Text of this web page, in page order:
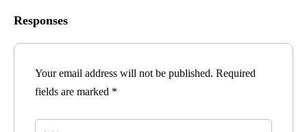
Responses
Your email address will not be published. Required
fields are marked *